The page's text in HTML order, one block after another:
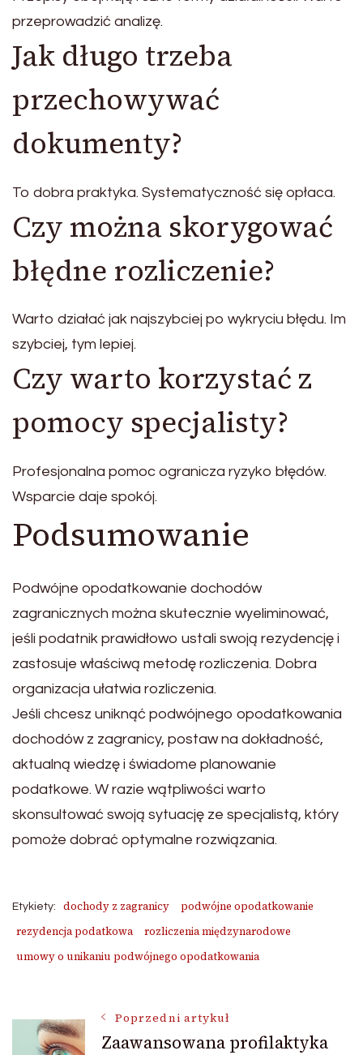
przeprowadzić analizę.
Jak długo trzeba
przechowywać
dokumenty?
To dobra praktyka. Systematyczność się opłaca.
Czy można skorygować
błędne rozliczenie?
Warto działać jak najszybciej po wykryciu błędu. Im
szybciej, tym lepiej.
Czy warto korzystać z
pomocy specjalisty?
Profesjonalna pomoc ogranicza ryzyko błędów.
Wsparcie daje spokój.
Podsumowanie
Podwójne opodatkowanie dochodów
zagranicznych można skutecznie wyeliminować,
jeśli podatnik prawidłowo ustali swoją rezydencję i
zastosuje właściwą metodę rozliczenia. Dobra
organizacja ułatwia rozliczenia.
Jeśli chcesz uniknąć podwójnego opodatkowania
dochodów z zagranicy, postaw na dokładność,
aktualną wiedzę i świadome planowanie
podatkowe. W razie wątpliwości warto
skonsultować swoją sytuację ze specjalistą, który
pomoże dobrać optymalne rozwiązania.
Etykiety: dochody z zagranicy
podwójne opodatkowanie
rezydencja podatkowa
rozliczenia międzynarodowe
umowy o unikaniu podwójnego opodatkowania
NawigacjaPoprzedni artykuł
Zaawansowana profilaktyka